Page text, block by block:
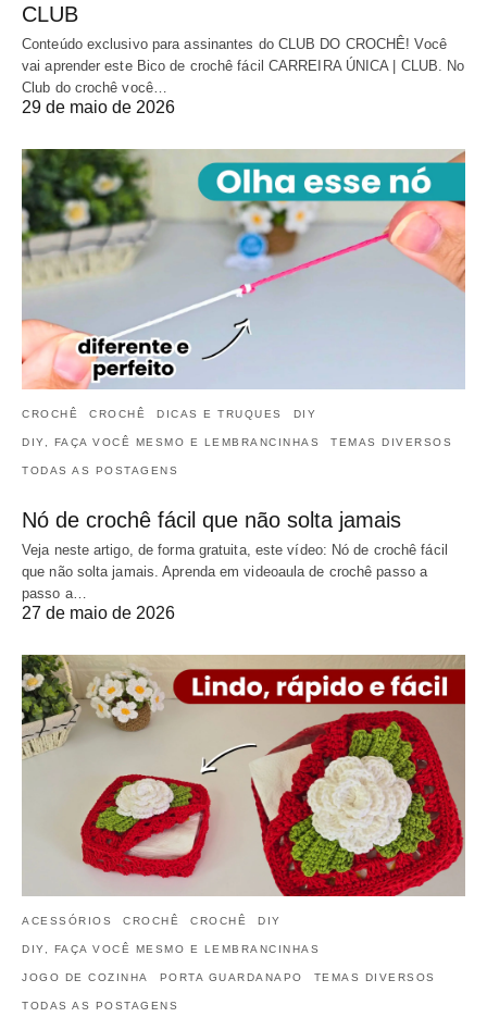
CLUB
Conteúdo exclusivo para assinantes do CLUB DO CROCHÊ! Você
vai aprender este Bico de crochê fácil CARREIRA ÚNICA | CLUB. No
Club do crochê você…
29 de maio de 2026
CROCHÊ CROCHÊ DICAS E TRUQUES DIY
DIY, FAÇA VOCÊ MESMO E LEMBRANCINHAS TEMAS DIVERSOS
TODAS AS POSTAGENS
Nó de crochê fácil que não solta jamais
Veja neste artigo, de forma gratuita, este vídeo: Nó de crochê fácil
que não solta jamais. Aprenda em videoaula de crochê passo a
passo a…
27 de maio de 2026
ACESSÓRIOS CROCHÊ CROCHÊ DIY
DIY, FAÇA VOCÊ MESMO E LEMBRANCINHAS
JOGO DE COZINHA PORTA GUARDANAPO TEMAS DIVERSOS
TODAS AS POSTAGENS